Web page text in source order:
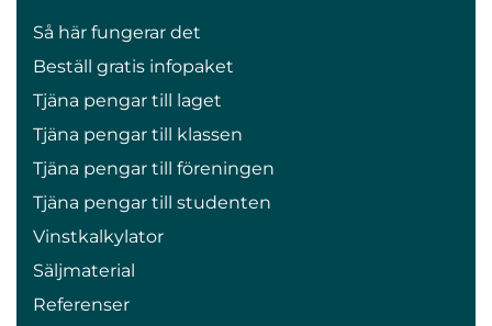
Så här fungerar det
Beställ gratis infopaket
Tjäna pengar till laget
Tjäna pengar till klassen
Tjäna pengar till föreningen
Tjäna pengar till studenten
Vinstkalkylator
Säljmaterial
Referenser